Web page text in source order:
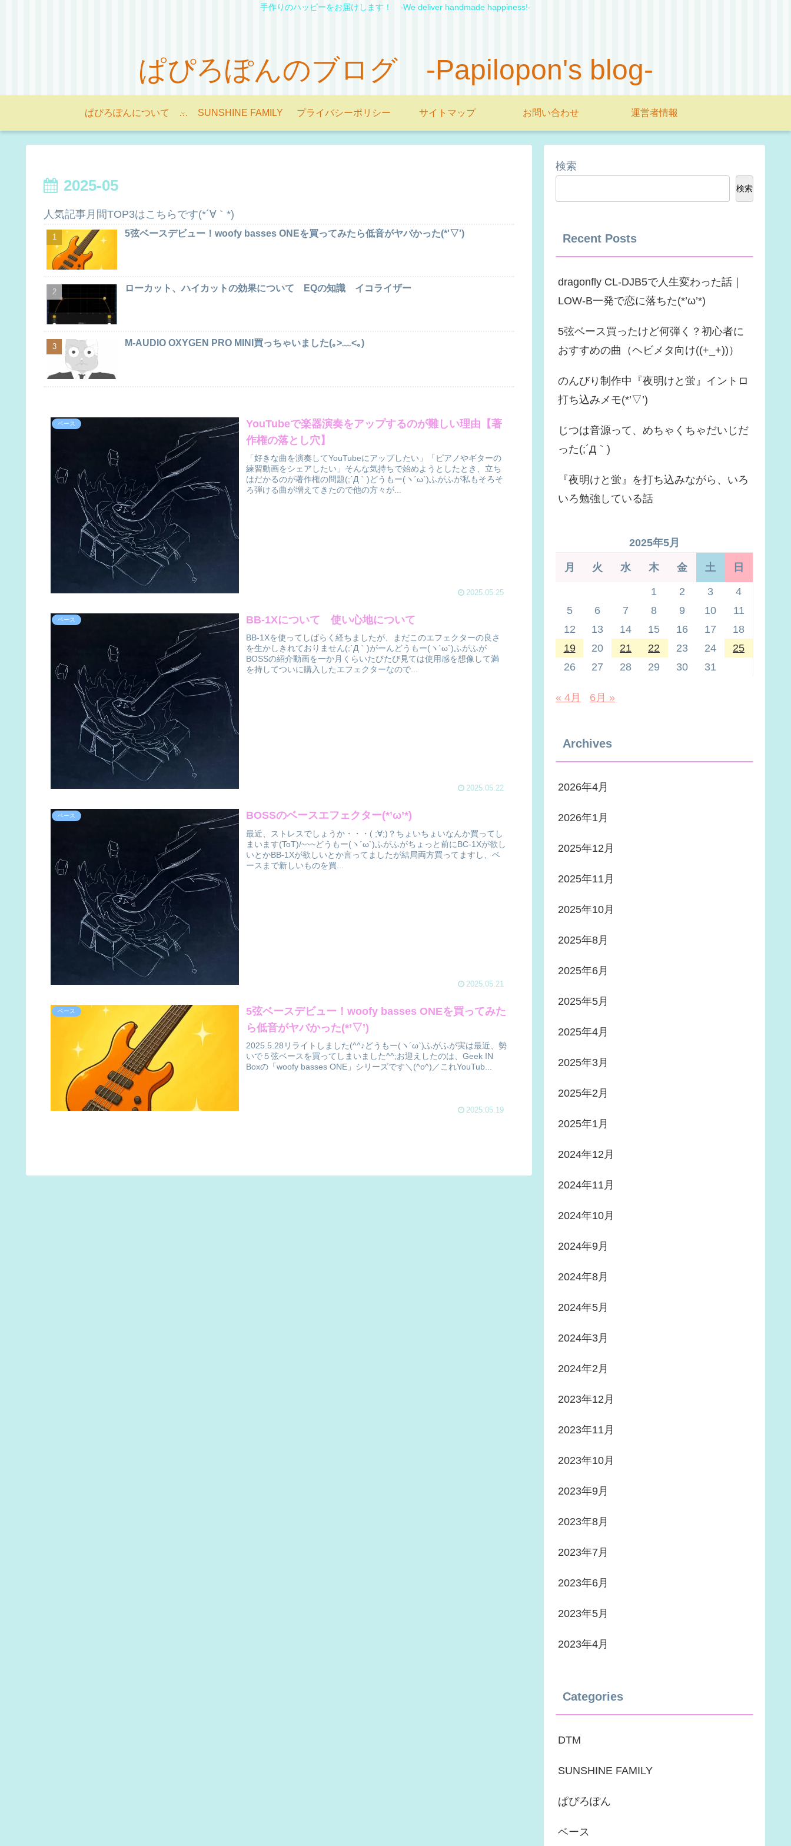
手作りのハッピーをお届けします！ -We deliver handmade happiness!-
ぱぴろぽんのブログ -Papilopon's blog-
ぱぴろぽんについて -About Papilopon- SUNSHINE FAMILY プライバシーポリシー サイトマップ お問い合わせ 運営者情報
2025-05
人気記事月間TOP3はこちらです(*´∀｀*)
5弦ベースデビュー！woofy basses ONEを買ってみたら低音がヤバかった(*'▽')
ローカット、ハイカットの効果について EQの知識 イコライザー
M-AUDIO OXYGEN PRO MINI買っちゃいました(｡>﹏<｡)
ベース
YouTubeで楽器演奏をアップするのが難しい理由【著
作権の落とし穴】
「好きな曲を演奏してYouTubeにアップしたい」「ピアノやギターの
練習動画をシェアしたい」そんな気持ちで始めようとしたとき、立ち
はだかるのが著作権の問題(;´Д｀)どうもー(ヽ´ω`)ふがふが私もそろそ
ろ弾ける曲が増えてきたので他の方々が...
2025.05.25
ベース BB-1Xについて 使い心地について
BB-1Xを使ってしばらく経ちましたが、まだこのエフェクターの良さ
を生かしきれておりません(;´Д｀)がーんどうもー(ヽ´ω`)ふがふが
BOSSの紹介動画を一か月くらいたびたび見ては使用感を想像して満
を持してついに購入したエフェクターなので...
2025.05.22
ベース BOSSのベースエフェクター(*’ω’*)
最近、ストレスでしょうか・・・( ;∀;)？ちょいちょいなんか買ってし
まいます(ToT)/~~~どうもー(ヽ´ω`)ふがふがちょっと前にBC-1Xが欲し
いとかBB-1Xが欲しいとか言ってましたが結局両方買ってますし、ベ
ースまで新しいものを買...
2025.05.21
ベース
5弦ベースデビュー！woofy basses ONEを買ってみた
ら低音がヤバかった(*’▽’)
2025.5.28リライトしました(^^♪どうもー(ヽ´ω`)ふがふが実は最近、勢
いで５弦ベースを買ってしまいました^^;お迎えしたのは、Geek IN
Boxの「woofy basses ONE」シリーズです＼(^o^)／これYouTub...
2025.05.19
検索
検索
Recent Posts
dragonfly CL-DJB5で人生変わった話｜
LOW-B一発で恋に落ちた(*’ω’*)
5弦ベース買ったけど何弾く？初心者に
おすすめの曲（ヘビメタ向け((+_+))）
のんびり制作中『夜明けと蛍』イントロ
打ち込みメモ(*’▽’)
じつは音源って、めちゃくちゃだいじだ
った(;´Д｀)
『夜明けと蛍』を打ち込みながら、いろ
いろ勉強している話
2025年5月
月 火 水 木 金 土 日
1 2 3
4
5
6 7 8 9 10
11
12
13 14 15 16 17
18
19
20 21 22 23 24
25
26
27 28 29 30 31
« 4月 6月 »
Archives
2026年4月
2026年1月
2025年12月
2025年11月
2025年10月
2025年8月
2025年6月
2025年5月
2025年4月
2025年3月
2025年2月
2025年1月
2024年12月
2024年11月
2024年10月
2024年9月
2024年8月
2024年5月
2024年3月
2024年2月
2023年12月
2023年11月
2023年10月
2023年9月
2023年8月
2023年7月
2023年6月
2023年5月
2023年4月
Categories
DTM
SUNSHINE FAMILY
ぱぴろぽん
ベース